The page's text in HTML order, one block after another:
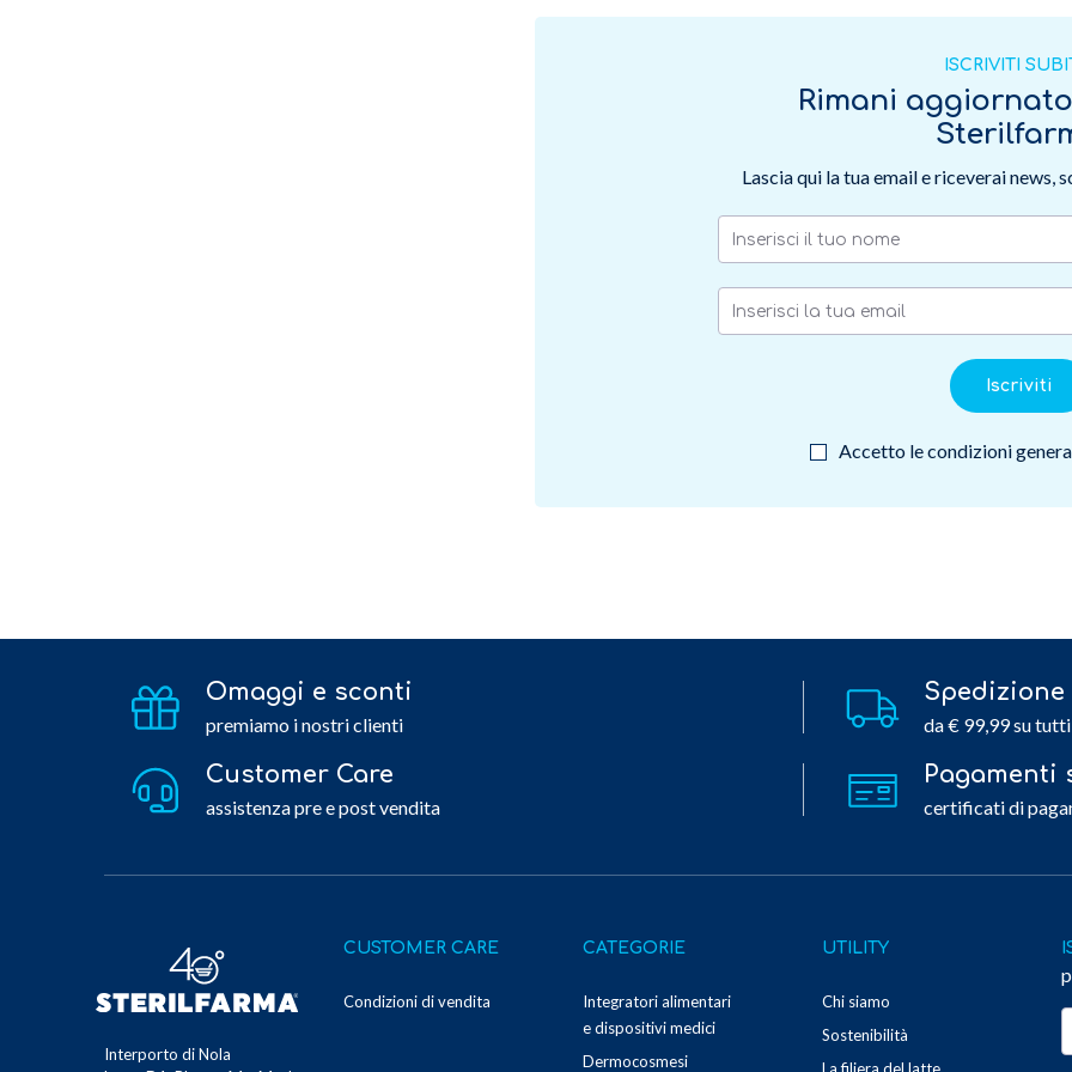
ISCRIVITI
Rimani
Lascia qui la tua email e riceverai news,
Iscriviti
Accetto le condizioni
Omaggi e sconti
premiamo i nostri clienti da € 99,99 su
Customer Care
assistenza pre e post vendita
Pagamenti
certificati di
Interporto di Nola
CUSTOMER CARE
Condizioni di vendita
CATEGORIE
Integratori alimentari
e dispositivi medici
Dermocosmesi
UTILITY
Chi siamo
Sostenibilità